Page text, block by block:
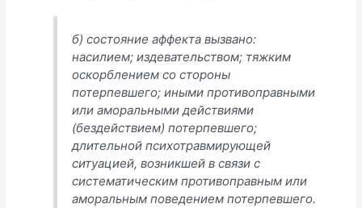
б) состояние аффекта вызвано:
насилием; издевательством; тяжким
оскорблением со стороны
потерпевшего; иными противоправными
или аморальными действиями
(бездействием) потерпевшего;
длительной психотравмирующей
ситуацией, возникшей в связи с
систематическим противоправным или
аморальным поведением потерпевшего.